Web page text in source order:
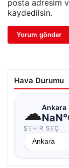
posta adresim
kaydedilsin.
Hava Durumu
☁Ankara
ŞEHIR SEÇ